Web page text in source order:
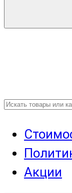
Акции